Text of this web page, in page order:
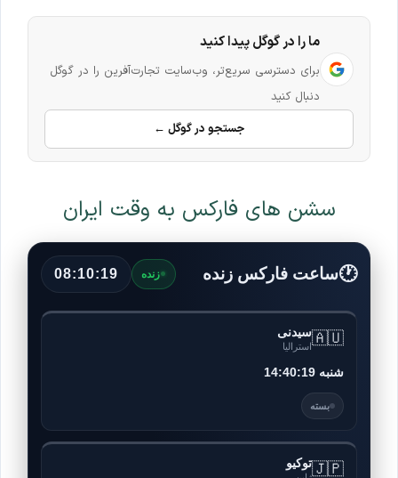
ما را در گوگل پیدا کنید
برای دسترسی سریع‌تر، وب‌سایت تجارت‌آفرین را در گوگل
دنبال کنید
جستجو در گوگل ←
سشن های فارکس به وقت ایران
🕐ساعت فارکس زنده زنده 08:10:23
🇦🇺سیدنی
استرالیا
14:40:23 شنبه
بسته
🇯🇵توکیو